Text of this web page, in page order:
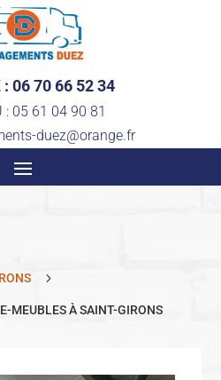
: 06 70 66 52 34
: 05 61 04 90 81
duez@orange.fr
5
MEUBLES À SAINT-GIRONS